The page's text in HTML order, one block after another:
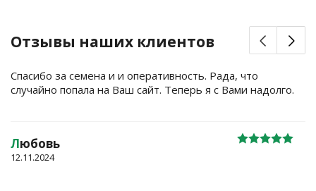
Отзывы наших клиентов
Спасибо за семена и и оперативность. Рада, что
случайно попала на Ваш сайт. Теперь я с Вами надолго.
Любовь
12.11.2024